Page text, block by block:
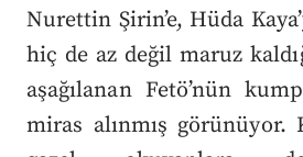
Nurettin Şirin’e, Hüda
hiç de az değil maruz
aşağılanan Fetö’nün
miras alınmış görünüyor.